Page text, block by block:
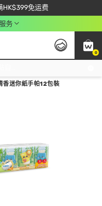
HK$399免运费
尽享独家优惠
入 NEWAPP 即减$50
务
0
香迷你紙手帕12包裝